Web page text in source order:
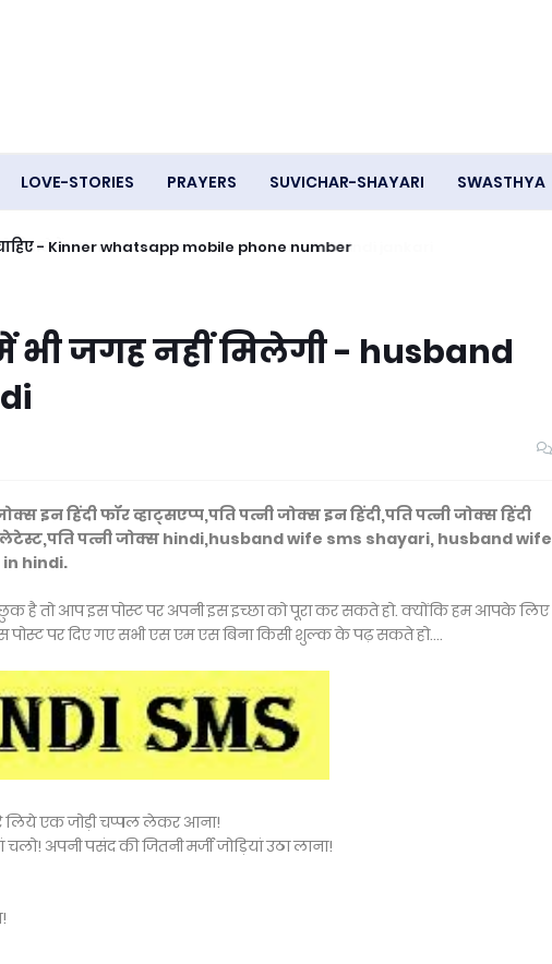
LOVE-STORIES PRAYERS SUVICHAR-SHAYARI SWASTHYA
- Kinner whatsapp mobile phone number
भी जगह नहीं मिलेगी - husband
इन हिंदी फॉर व्हाट्सएप्प,पति पत्नी जोक्स इन हिंदी,पति पत्नी जोक्स हिंदी
लेटेस्ट,पति पत्नी जोक्स hindi,husband wife sms shayari, husband wife
hindi.
है तो आप इस पोस्ट पर अपनी इस इच्छा को पूरा कर सकते हो. क्योंकि हम आपके लिए
पर दिए गए सभी एस एम एस बिना किसी शुल्क के पढ़ सकते हो....
लिये एक जोड़ी चप्पल लेकर आना!
अपनी पसंद की जितनी मर्जी जोड़ियां उठा लाना!